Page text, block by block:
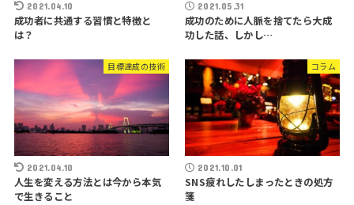
2021.04.10
成功者に共通する習慣と特徴と
は？
2021.05.31
成功のために人脈を捨てたら大成
功した話、しかし…
目標達成の技術
2021.04.10
人生を変える方法とは今から本気
で生きること
コラム
2021.10.01
SNS疲れしたしまったときの処方
箋